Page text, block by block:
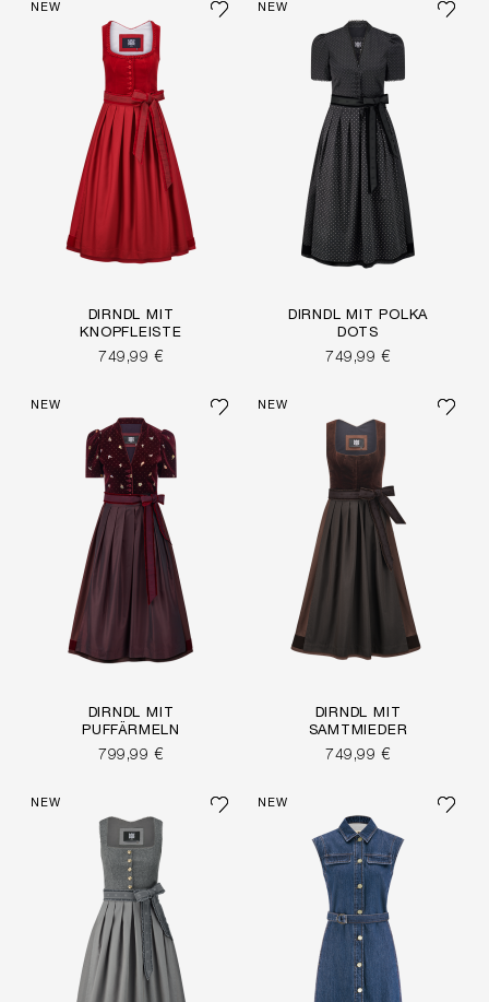
NEW
DIRNDL MIT
KNOPFLEISTE
749,99 €
NEW
DIRNDL MIT POLKA
DOTS
749,99 €
NEW
DIRNDL MIT
PUFFÄRMELN
799,99 €
NEW
DIRNDL MIT
SAMTMIEDER
749,99 €
NEW NEW